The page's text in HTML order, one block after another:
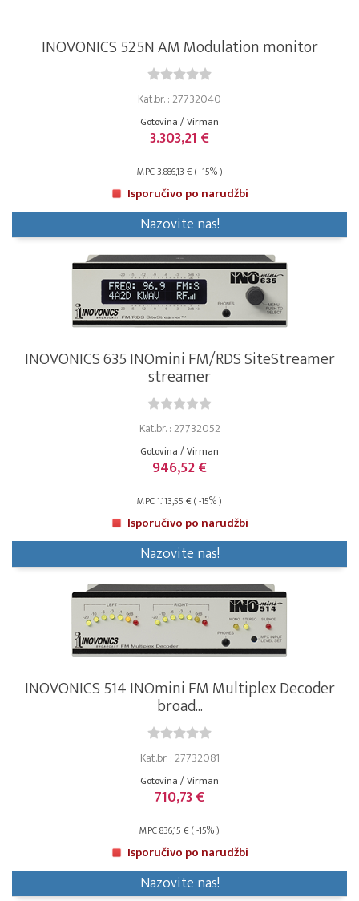
INOVONICS 525N AM Modulation monitor
Kat.br. : 27732040
Gotovina / Virman
3.303,21 €
MPC 3.886,13 € ( -15% )
Isporučivo po narudžbi
Nazovite nas!
INOVONICS 635 INOmini FM/RDS SiteStreamer
streamer
Kat.br. : 27732052
Gotovina / Virman
946,52 €
MPC 1.113,55 € ( -15% )
Isporučivo po narudžbi
Nazovite nas!
INOVONICS 514 INOmini FM Multiplex Decoder
broad...
Kat.br. : 27732081
Gotovina / Virman
710,73 €
MPC 836,15 € ( -15% )
Isporučivo po narudžbi
Nazovite nas!